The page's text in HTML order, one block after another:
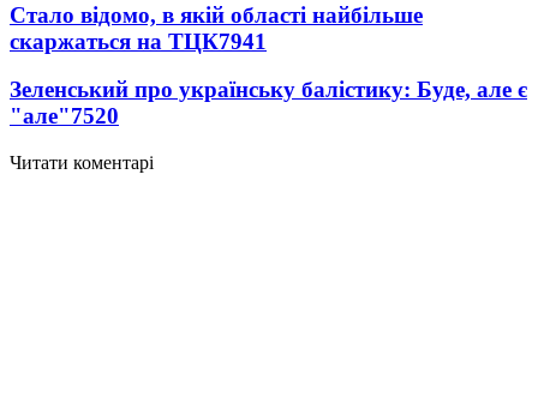
Стало відомо, в якій області найбільше
скаржаться на ТЦК7941
Зеленський про українську балістику: Буде, але є
"але"7520
Читати коментарі